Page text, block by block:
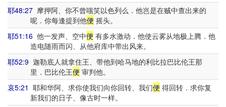
耶48:27 摩押阿、你不曾嗤笑以色列么．他岂是在贼中查出来的
呢．你每逢提到他便 摇头。
耶51:16 他一发声、空中便 有多水激动．他使云雾从地极上腾．他
造电随雨而闪、从他府库中带出风来。
耶52:9 迦勒底人就拿住王、带他到哈马地的利比拉巴比伦王那
里．巴比伦王便 审判他。
哀5:21 耶和华阿、求你使我们向你回转、我们便 得回转．求你复
新我们的日子、像古时一样。